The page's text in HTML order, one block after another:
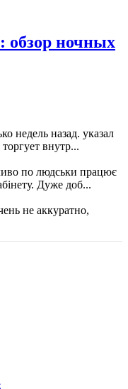
обзор ночных
недель назад. указал
внутр...
по людськи працює
Дуже доб...
не аккуратно,